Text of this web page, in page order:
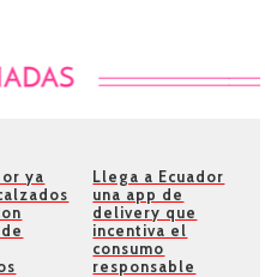
ya
Llega a Ecuador
una app de
delivery que
incentiva el
consumo
responsable